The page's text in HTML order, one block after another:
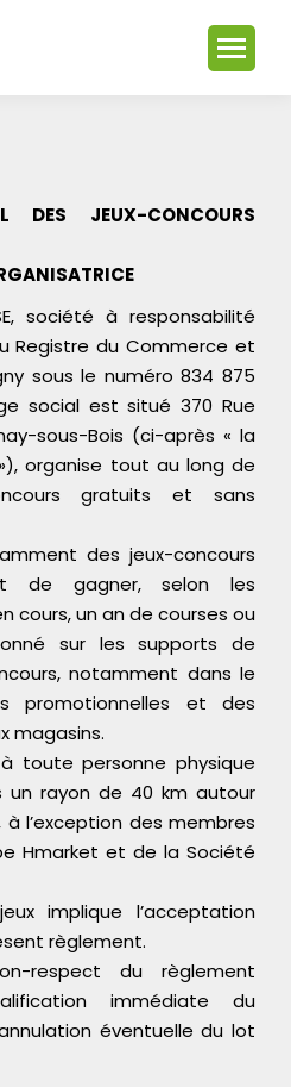
DES JEUX-CONCOURS
société à responsabilité
Registre du Commerce et
sous le numéro 834 875
social est situé 370 Rue
sous-Bois (ci-après « la
organise tout au long de
gratuits et sans
des jeux-concours
de gagner, selon les
cours, un an de courses ou
sur les supports de
notamment dans le
promotionnelles et des
magasins.
toute personne physique
un rayon de 40 km autour
à l’exception des membres
Hmarket et de la Société
implique l’acceptation
règlement.
respect du règlement
immédiate du
éventuelle du lot